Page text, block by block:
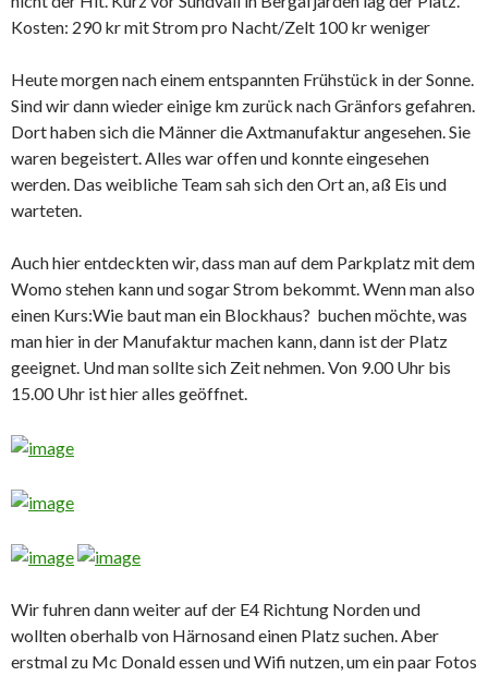
Kosten: 290 kr mit Strom pro Nacht/Zelt 100 kr weniger
Heute morgen nach einem entspannten Frühstück in der Sonne.
Sind wir dann wieder einige km zurück nach Gränfors gefahren.
Dort haben sich die Männer die Axtmanufaktur angesehen. Sie
waren begeistert. Alles war offen und konnte eingesehen
werden. Das weibliche Team sah sich den Ort an, aß Eis und
warteten.
Auch hier entdeckten wir, dass man auf dem Parkplatz mit dem
Womo stehen kann und sogar Strom bekommt. Wenn man also
einen Kurs:Wie baut man ein Blockhaus? buchen möchte, was
man hier in der Manufaktur machen kann, dann ist der Platz
geeignet. Und man sollte sich Zeit nehmen. Von 9.00 Uhr bis
15.00 Uhr ist hier alles geöffnet.
Wir fuhren dann weiter auf der E4 Richtung Norden und
wollten oberhalb von Härnosand einen Platz suchen. Aber
erstmal zu Mc Donald essen und Wifi nutzen, um ein paar Fotos